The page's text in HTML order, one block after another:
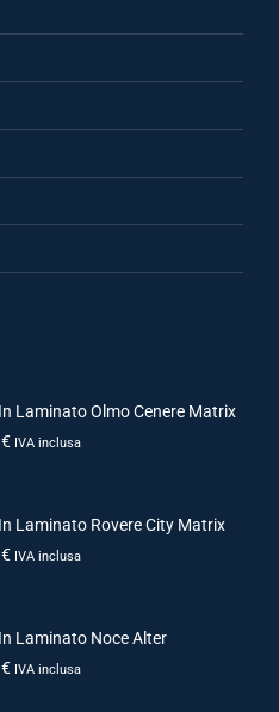
Laminato Olmo Cenere Matrix
€ IVA inclusa
Laminato Rovere City Matrix
€ IVA inclusa
Laminato Noce Alter
€ IVA inclusa